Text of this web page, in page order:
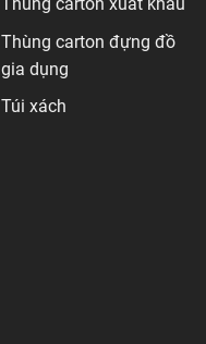
Thùng carton đựng đồ
gia dụng
Túi xách